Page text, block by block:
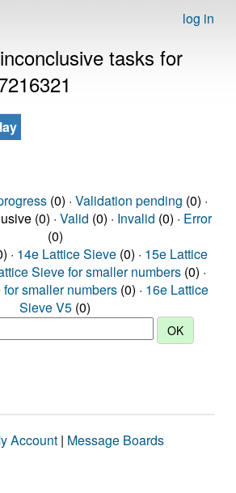
log in
tasks for
(0) · Validation pending (0) ·
(0) · Valid (0) · Invalid (0) · Error
(0)
· 14e Lattice Sieve (0) · 15e Lattice
Sieve for smaller numbers (0) ·
smaller numbers (0) · 16e Lattice
Sieve V5 (0)
Account | Message Boards